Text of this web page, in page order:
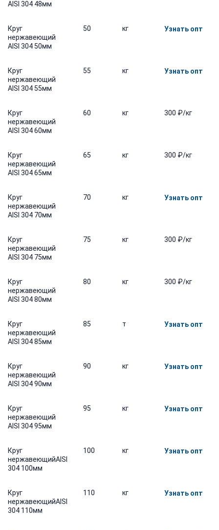
AISI 304 48мм
Круг
нержавеющий
AISI 304 50мм
50 кг Узнать опт
Круг
нержавеющий
AISI 304 55мм
55 кг Узнать опт
Круг
нержавеющий
AISI 304 60мм
60 кг 300 ₽/кг
Круг
нержавеющий
AISI 304 65мм
65 кг 300 ₽/кг
Круг
нержавеющий
AISI 304 70мм
70 кг Узнать опт
Круг
нержавеющий
AISI 304 75мм
75 кг 300 ₽/кг
Круг
нержавеющий
AISI 304 80мм
80 кг 300 ₽/кг
Круг
нержавеющий
AISI 304 85мм
85 т Узнать опт
Круг
нержавеющий
AISI 304 90мм
90 кг Узнать опт
Круг
нержавеющий
AISI 304 95мм
95 кг Узнать опт
Круг
нержавеющийAISI
304 100мм
100 кг Узнать опт
Круг
нержавеющийAISI
304 110мм
110 кг Узнать опт